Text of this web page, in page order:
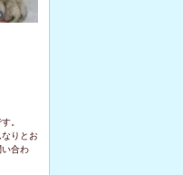
。
りとお
い合わ